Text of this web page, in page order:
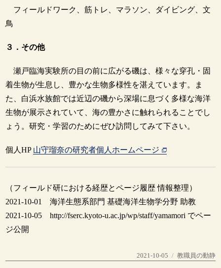
フィールドワーク、筋トレ、マラソン、ダイビング、文
鳥
３．その他
瀬戸臨海実験所の目の前に広がる磯は、様々な穿孔・固
着生物が生息し、豊かな生物多様性を湛えています。ま
た、白浜水族館では近辺の磯から深場に息づく多様な海洋
生物が展示されていて、海の豊かさに触れられることでし
ょう。研究・学習のためにぜひ訪問してみて下さい。
個人HP 山守瑠奈の研究者個人ホームページ
（フィールド研における経歴とページ履歴 情報整理）
2021-10-01 海洋生態系部門 基礎海洋生物学分野 助教
2021-10-05 http://fserc.kyoto-u.ac.jp/wp/staff/yamamori でペー
ジ公開
投
2021-10-05
カ
教職員の動静